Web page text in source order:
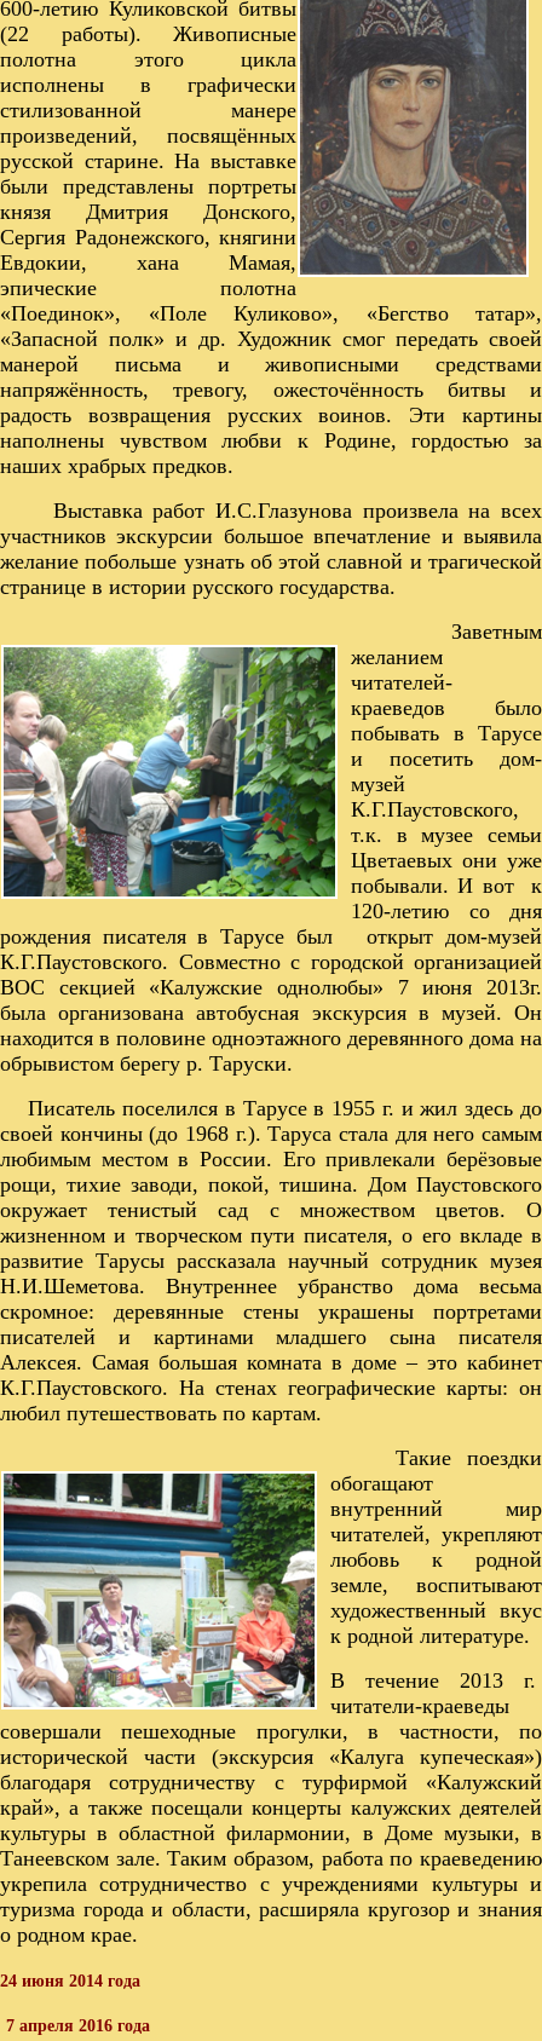
600-летию Куликовской битвы
(22 работы). Живописные
полотна этого цикла
исполнены в графически
стилизованной манере
произведений, посвящённых
русской старине. На выставке
были представлены портреты
князя Дмитрия Донского,
Сергия Радонежского, княгини
Евдокии, хана Мамая,
эпические полотна
«Поединок», «Поле Куликово», «Бегство татар»,
«Запасной полк» и др. Художник смог передать своей
манерой письма и живописными средствами
напряжённость, тревогу, ожесточённость битвы и
радость возвращения русских воинов. Эти картины
наполнены чувством любви к Родине, гордостью за
наших храбрых предков.
Выставка работ И.С.Глазунова произвела на всех
участников экскурсии большое впечатление и выявила
желание побольше узнать об этой славной и трагической
странице в истории русского государства.
Заветным
желанием
читателей-
краеведов было
побывать в Тарусе
и посетить дом-
музей
К.Г.Паустовского,
т.к. в музее семьи
Цветаевых они уже
побывали. И вот к
120-летию со дня
рождения писателя в Тарусе был открыт дом-музей
К.Г.Паустовского. Совместно с городской организацией
ВОС секцией «Калужские однолюбы» 7 июня 2013г.
была организована автобусная экскурсия в музей. Он
находится в половине одноэтажного деревянного дома на
обрывистом берегу р. Таруски.
Писатель поселился в Тарусе в 1955 г. и жил здесь до
своей кончины (до 1968 г.). Таруса стала для него самым
любимым местом в России. Его привлекали берёзовые
рощи, тихие заводи, покой, тишина. Дом Паустовского
окружает тенистый сад с множеством цветов. О
жизненном и творческом пути писателя, о его вкладе в
развитие Тарусы рассказала научный сотрудник музея
Н.И.Шеметова. Внутреннее убранство дома весьма
скромное: деревянные стены украшены портретами
писателей и картинами младшего сына писателя
Алексея. Самая большая комната в доме – это кабинет
К.Г.Паустовского. На стенах географические карты: он
любил путешествовать по картам.
Такие поездки
обогащают
внутренний мир
читателей, укрепляют
любовь к родной
земле, воспитывают
художественный вкус
к родной литературе.
В течение 2013 г.
читатели-краеведы
совершали пешеходные прогулки, в частности, по
исторической части (экскурсия «Калуга купеческая»)
благодаря сотрудничеству с турфирмой «Калужский
край», а также посещали концерты калужских деятелей
культуры в областной филармонии, в Доме музыки, в
Танеевском зале. Таким образом, работа по краеведению
укрепила сотрудничество с учреждениями культуры и
туризма города и области, расширяла кругозор и знания
о родном крае.
24 июня 2014 года
7 апреля 2016 года